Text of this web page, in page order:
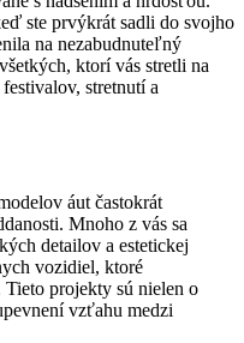
ste prvýkrát sadli do svojho
na nezabudnuteľný
ktorí vás stretli na
stretnutí a
áut častokrát
Mnoho z vás sa
detailov a estetickej
vozidiel, ktoré
projekty sú nielen o
vzťahu medzi